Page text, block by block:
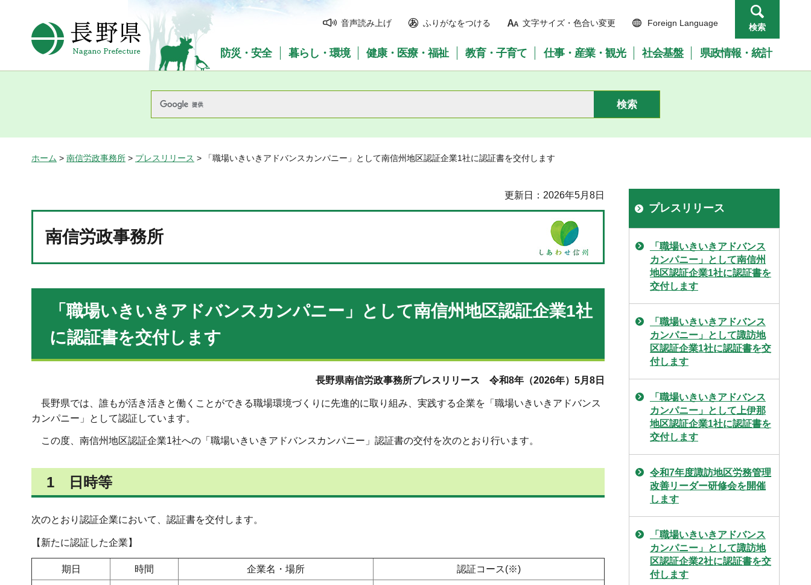
長野県Nagano Prefecture
音声読み上げ ふりがなをつける 文字サイズ・色合い変更 Foreign Language 検索
防災・安全 暮らし・環境 健康・医療・福祉 教育・子育て 仕事・産業・観光 社会基盤 県政情報・統計
ホーム > 南信労政事務所 > プレスリリース > 「職場いきいきアドバンスカンパニー」として南信州地区認証企業1社に認証書を交付します
更新日：2026年5月8日
南信労政事務所
「職場いきいきアドバンスカンパニー」として南信州地区認証企業1社
に認証書を交付します
長野県南信労政事務所プレスリリース 令和8年（2026年）5月8日
長野県では、誰もが活き活きと働くことができる職場環境づくりに先進的に取り組み、実践する企業を「職場いきいきアドバンス
カンパニー」として認証しています。
こ の度、南信州地区認証企業1社への「職場いきいきアドバンスカンパニー」認証書の交付を次のとおり行います。
1 日時等
次のとおり認証企業において、認証書を交付します。
【新たに認証した企業】
期日 時間 企業名・場所 認証コース(※)
プレスリリース
「職場いきいきアドバンス
カンパニー」として南信州
地区認証企業1社に認証書を
交付します
「職場いきいきアドバンス
カンパニー」として諏訪地
区認証企業1社に認証書を交
付します
「職場いきいきアドバンス
カンパニー」として上伊那
地区認証企業1社に認証書を
交付します
令和7年度諏訪地区労務管理
改善リーダー研修会を開催
します
「職場いきいきアドバンス
カンパニー」として諏訪地
区認証企業2社に認証書を交
付します